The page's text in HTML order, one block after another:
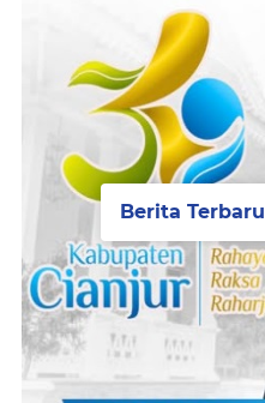
Berita Terbaru